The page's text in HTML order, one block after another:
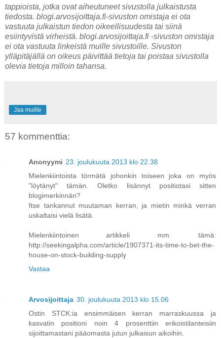
tappioista, jotka ovat aiheutuneet sivustolla julkaistusta
tiedosta. blogi.arvosijoittaja.fi-sivuston omistaja ei ota
vastuuta julkaistun tiedon oikeellisuudesta tai siinä
esiintyvistä virheistä. blogi.arvosijoittaja.fi -sivuston omistaja
ei ota vastuuta linkeistä muille sivustoille. Sivuston
ylläpitäjällä on oikeus päivittää tietoja tai poistaa sivustolla
olevia tietoja milloin tahansa.
Jaa muille
57 kommenttia:
Anonyymi 23. joulukuuta 2013 klo 22.38
Mielenkiintoista törmätä johonkin toiseen joka on myös
"löytänyt" tämän. Oletko lisännyt positiotasi sitten
blogimerkinnän?
Itse tankannut muutaman kerran, ja mietin minkä verran
uskaltaisi vielä lisätä.
Mielenkiintoinen artikkeli mm. tämä:
http://seekingalpha.com/article/1907371-its-time-to-bet-the-
house-on-stock-building-supply
Vastaa
Arvosijoittaja 30. joulukuuta 2013 klo 15.06
Ostin STCK:ia ensimmäisen kerran marraskuussa ja
kasvatin positioni noin 4 prosenttiin erikoistilanteisiin
sijoittamastani pääomasta jutun julkaisun aikoihin.